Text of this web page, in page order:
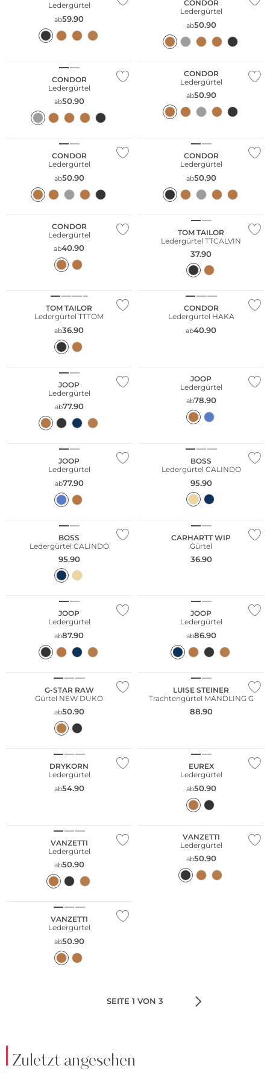
Ledergürtel
ab59.90
CONDOR
Ledergürtel
ab50.90
CONDOR
Ledergürtel
ab50.90
Große Größen
CONDOR
Ledergürtel
ab50.90
Große Größen
CONDOR
Ledergürtel
ab50.90
CONDOR
Ledergürtel
ab50.90
Große Größen
CONDOR
Ledergürtel
ab40.90
TOM TAILOR
Ledergürtel TTCALVIN
37.90
TOM TAILOR
Ledergürtel TTTOM
ab36.90
CONDOR
Ledergürtel HAKA
ab40.90
JOOP
Ledergürtel
ab77.90
JOOP
Ledergürtel
ab78.90
JOOP
Ledergürtel
ab77.90
BOSS
Ledergürtel CALINDO
95.90
BOSS
Ledergürtel CALINDO
95.90
CARHARTT WIP
Gürtel
36.90
JOOP
Ledergürtel
ab87.90
JOOP
Ledergürtel
ab86.90
G-STAR RAW
Gürtel NEW DUKO
ab50.90
LUISE STEINER
Trachtengürtel MANDLING G
88.90
DRYKORN
Ledergürtel
ab54.90
EUREX
Ledergürtel
ab50.90
VANZETTI
Ledergürtel
ab50.90
VANZETTI
Ledergürtel
ab50.90
VANZETTI
Ledergürtel
ab50.90
SEITE 1 VON 3
Zuletzt angesehen